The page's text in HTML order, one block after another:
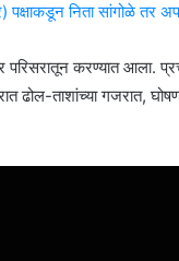
पक्षाकडून निता सांगोळे तर
परिसरातून करण्यात आला.
ढोल-ताशांच्या गजरात,